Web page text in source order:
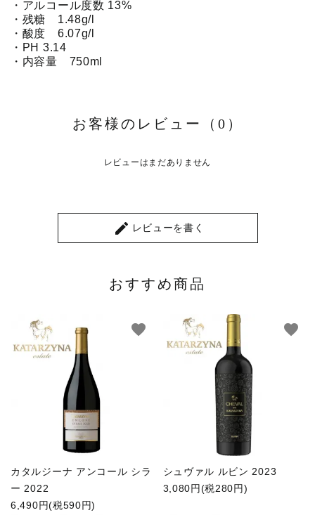
・アルコール度数 13%
・残糖 1.48g/l
・酸度 6.07g/l
・PH 3.14
・内容量 750ml
お客様のレビュー（0）
レビューはまだありません
create レビューを書く
おすすめ商品
カタルジーナ アンコール シラ
ー 2022
6,490円(税590円)
favorite
シュヴァル ルビン 2023
3,080円(税280円)
favorite